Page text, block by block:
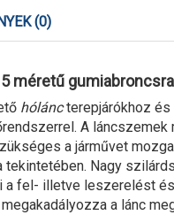
(0)
méretű
hóláncterepjárókhoz és
A
a járművet
tekintetében. Nagy
fel- illetve leszerelést
a lánc